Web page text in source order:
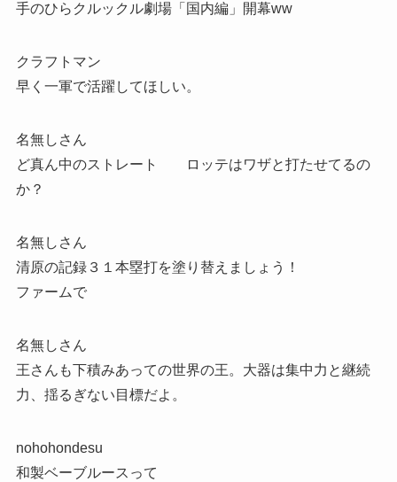
手のひらクルックル劇場「国内編」開幕ww
クラフトマン
早く一軍で活躍してほしい。
名無しさん
ど真ん中のストレート ロッテはワザと打たせてるの
か？
名無しさん
清原の記録３１本塁打を塗り替えましょう！
ファームで
名無しさん
王さんも下積みあっての世界の王。大器は集中力と継続
力、揺るぎない目標だよ。
nohohondesu
和製ベーブルースって